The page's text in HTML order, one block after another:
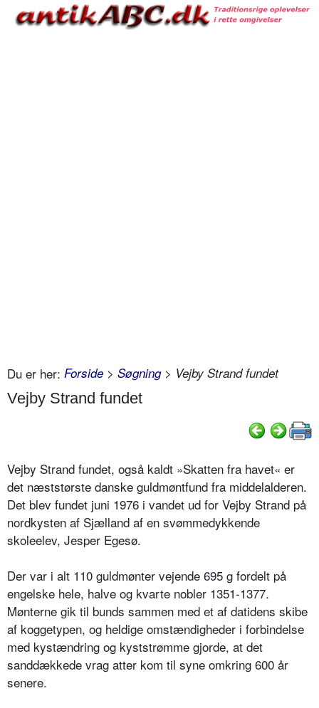
Du er her: Forside > Søgning> Vejby Strand fundet
Vejby Strand fundet
Vejby Strand fundet, også kaldt »Skatten fra havet« er
det næststørste danske guldmøntfund fra middelalderen.
Det blev fundet juni 1976 i vandet ud for Vejby Strand på
nordkysten af Sjælland af en svømmedykkende
skoleelev, Jesper Egesø.
Der var i alt 110 guldmønter vejende 695 g fordelt på
engelske hele, halve og kvarte nobler 1351-1377.
Mønterne gik til bunds sammen med et af datidens skibe
af koggetypen, og heldige omstændigheder i forbindelse
med kystændring og kyststrømme gjorde, at det
sanddækkede vrag atter kom til syne omkring 600 år
senere.